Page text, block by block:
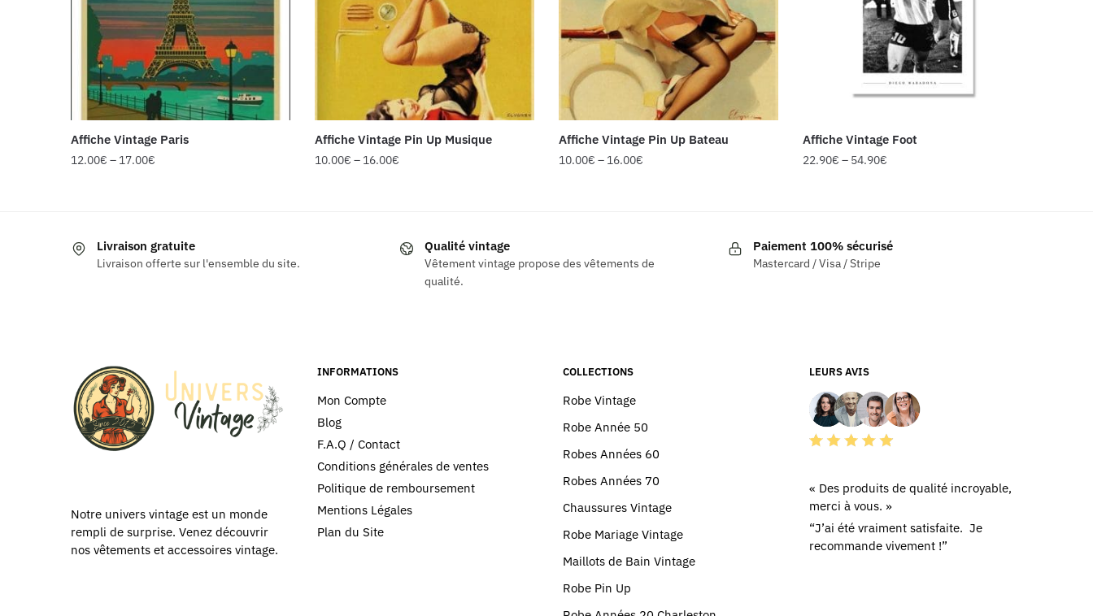
Affiche Vintage Paris
12.00€ – 17.00€
plusieurs
variations.
choisies
sur
la
page
Affiche Vintage Pin Up Musique
10.00€ – 16.00€
choisies
page
du
produit
Affiche Vintage Pin Up Bateau
10.00€ – 16.00€
variations.
choisies
page
du
Affiche Vintage Foot
22.90€ – 54.90€
plusieurs
variations.
choisies
sur
la
page
du
Livraison gratuite
Livraison offerte sur l'ensemble du site.
Qualité vintage
Vêtement vintage propose des vêtements de
qualité.
Paiement 100% sécurisé
Mastercard / Visa / Stripe
Notre univers vintage est un monde
rempli de surprise. Venez découvrir
nos vêtements et accessoires vintage.
INFORMATIONS
Mon Compte
Blog
F.A.Q / Contact
Conditions générales de ventes
Politique de remboursement
Mentions Légales
Plan du Site
COLLECTIONS
Robe Vintage
Robe Année 50
Robes Années 60
Robes Années 70
Chaussures Vintage
Robe Mariage Vintage
Maillots de Bain Vintage
Robe Pin Up
LEURS AVIS
« Des produits de qualité incroyable,
merci à vous. »
“J’ai été vraiment satisfaite. Je
recommande vivement !”